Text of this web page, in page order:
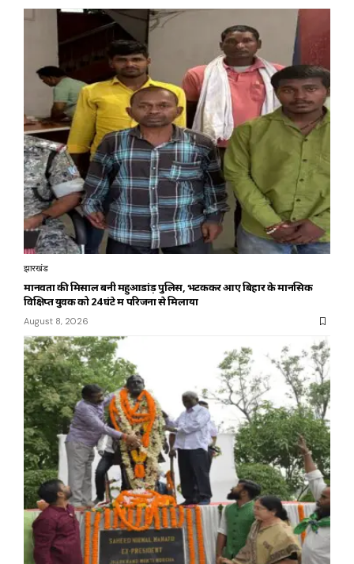
झारखंड
मानवता की मिसाल बनी महुआडांड़ पुलिस, भटककर आए बिहार के मानसिक
विक्षिप्त युवक को 24 घंटे में परिजनों से मिलाया
August 8, 2026